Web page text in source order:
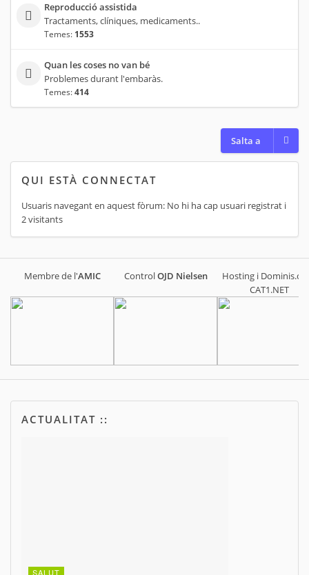
Reproducció assistida
Tractaments, clíniques, medicaments..
Temes: 1553
Quan les coses no van bé
Problemes durant l'embaràs.
Temes:414
Salta a
QUI ESTÀ CONNECTAT
Usuaris navegant en aquest fòrum: No hi ha cap usuari registrat i
2 visitants
Membre de l'AMIC ControlOJD Nielsen
Hosting i
CAT1.NET
ACTUALITAT ::